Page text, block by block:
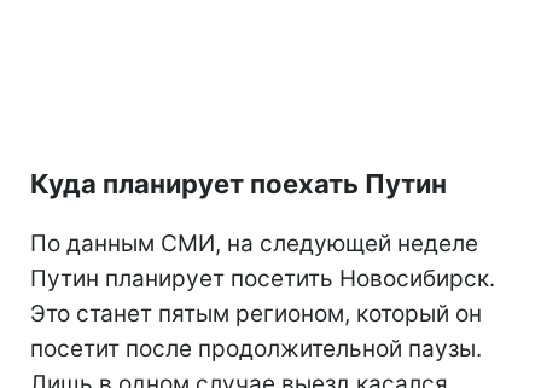
Куда планирует поехать Путин
По данным СМИ, на следующей неделе
Путин планирует посетить Новосибирск.
Это станет пятым регионом, который он
посетит после продолжительной паузы.